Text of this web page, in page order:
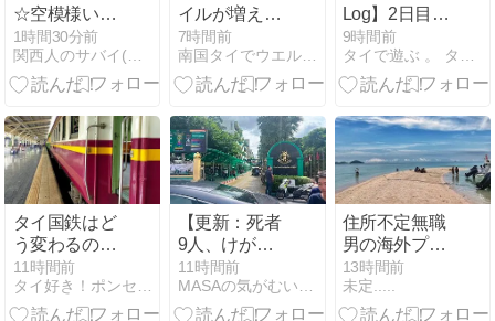
☆空模様いろ
いろと三日月
など
1時間30分前
関西人のサバイ(バル)南国生活
イルが増えた
ので
DEEPSEEKに
対策をたずね
7時間前
南国タイでウエルネスな生活を
Log】2日目の
朝はいい天
気、
Honeycomb・
リペ島 2026年
7月26日
9時間前
タイで遊ぶ 。 タイでのダイビングのお話
タイ国鉄はど
う変わるの
か？ レッドラ
インから読み
解くSRTの未
11時間前
タイ好き！ポンセの大冒険
【更新：死者
9人、けが人
15人】バンコ
ク北郊の中高
学校で乱射事
11時間前
MASAの気がむいたら日記 2nd Edition
住所不定無職
男の海外プラ
プラ旅(インド
ネシア編第３
章)
13時間前
未定.....